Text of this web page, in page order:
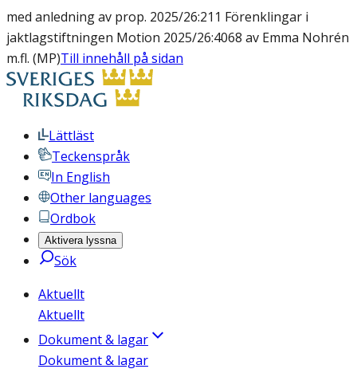
med anledning av prop. 2025/26:211 Förenklingar i
jaktlagstiftningen Motion 2025/26:4068 av Emma Nohrén
m.fl. (MP)Till innehåll på sidan
Lättläst
Teckenspråk
In English
Other languages
Ordbok
Aktivera lyssna
Sök
Aktuellt
Aktuellt
Dokument & lagar
Dokument & lagar